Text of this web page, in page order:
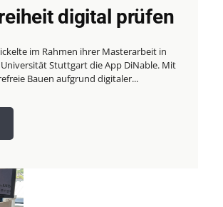
digital prüfen
im Rahmen ihrer Masterarbeit in
Stuttgart die App DiNable. Mit
Bauen aufgrund digitaler...